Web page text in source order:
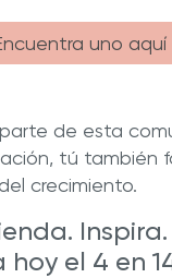
uno aquí
de esta
tú también
crecimiento.
hoy el 4 en